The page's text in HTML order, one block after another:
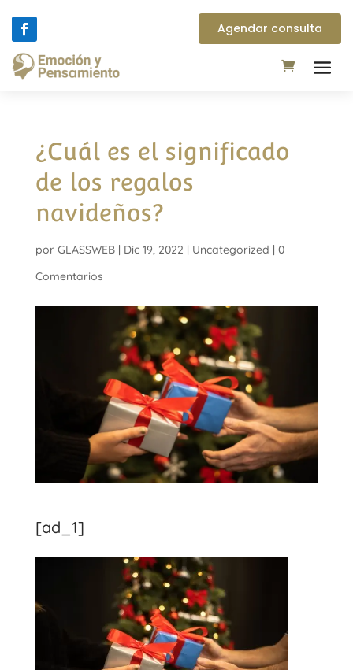
Agendar consulta
¿Cuál es el significado
de los regalos
navideños?
por GLASSWEB| Dic 19, 2022 | Uncategorized | 0
Comentarios
[ad_1]